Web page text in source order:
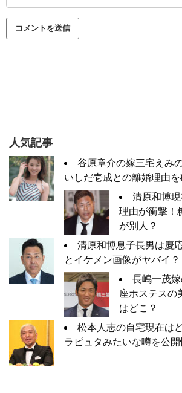
人気記事
谷原章介の嫁三宅えみ
いしだ壱成との離婚理由を
清原和博
理由が衝撃！
が別人？
清原和博息子長男は慶
とイケメン画像がヤバイ？
長嶋一茂
座ホステスの
はどこ？
松本人志の自宅現在は
ラピュタみたいな噂を公